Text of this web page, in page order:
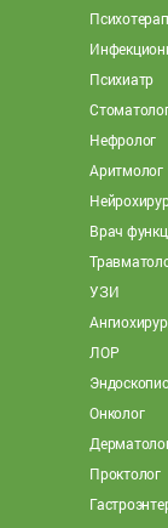
Психиатр
Нефролог
Аритмолог
Врач
УЗИ
ЛОР
Онколог
Проктолог